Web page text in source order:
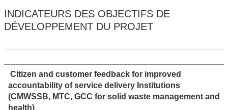
INDICATEURS DES OBJECTIFS DE
DÉVELOPPEMENT DU PROJET
Citizen and customer feedback for improved
accountability of service delivery Institutions
(CMWSSB, MTC, GCC for solid waste management and
health)